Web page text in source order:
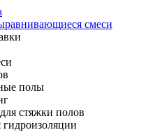
смеси
полы
стяжки полов